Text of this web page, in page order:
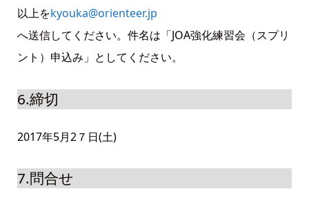
以上をkyouka@orienteer.jp
へ送信してください。件名は「JOA強化練習会（スプリ
ント）申込み」としてください。
6.締切
2017年5月2７日(土)
7.問合せ